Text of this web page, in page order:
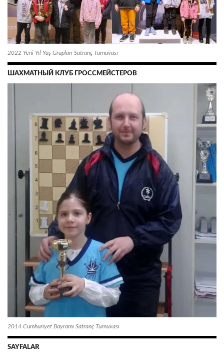
2022 Yeni Yıl Yaş Grupları Satranç Turnuvası
ШАХМАТНЫЙ КЛУБ ГРОССМЕЙСТЕРОВ
2014 Cumhuriyet Bayramı Satranç Turnuvası
SAYFALAR